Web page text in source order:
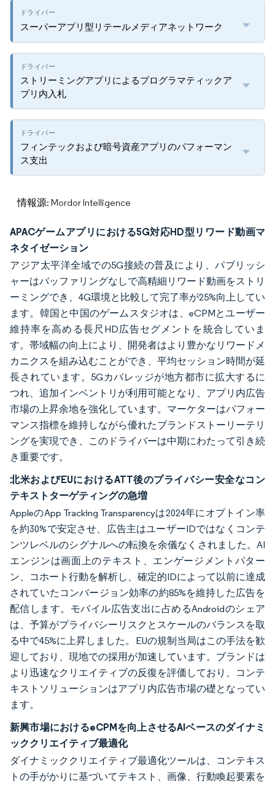
スーパーアプリ型リテールメディアネットワーク
ストリーミングアプリによるプログラマティックア
プリ内入札
フィンテックおよび暗号資産アプリのパフォーマン
ス支出
情報源: Mordor Intelligence
APACゲームアプリにおける5G対応HD型リワード動画マ
ネタイゼーション
アジア太平洋全域での5G接続の普及により、パブリッシ
ャーはバッファリングなしで高精細リワード動画をストリ
ーミングでき、4G環境と比較して完了率が25%向上してい
ます。韓国と中国のゲームスタジオは、eCPMとユーザー
維持率を高める長尺HD広告セグメントを統合していま
す。帯域幅の向上により、開発者はより豊かなリワードメ
カニクスを組み込むことができ、平均セッション時間が延
長されています。5Gカバレッジが地方都市に拡大するに
つれ、追加インベントリが利用可能となり、アプリ内広告
市場の上昇余地を強化しています。マーケターはパフォー
マンス指標を維持しながら優れたブランドストーリーテリ
ングを実現でき、このドライバーは中期にわたって引き続
き重要です。
北米およびEUにおけるATT後のプライバシー安全なコン
テキストターゲティングの急増
AppleのApp Tracking Transparencyは2024年にオプトイン率
を約30%で安定させ、広告主はユーザーIDではなくコンテ
ンツレベルのシグナルへの転換を余儀なくされました。AI
エンジンは画面上のテキスト、エンゲージメントパター
ン、コホート行動を解析し、確定的IDによって以前に達成
されていたコンバージョン効率の約85%を維持した広告を
配信します。モバイル広告支出に占めるAndroidのシェア
は、予算がプライバシーリスクとスケールのバランスを取
る中で45%に上昇しました。EUの規制当局はこの手法を歓
迎しており、現地での採用が加速しています。ブランドは
より迅速なクリエイティブの反復を評価しており、コンテ
キストソリューションはアプリ内広告市場の礎となってい
ます。
新興市場におけるeCPMを向上させるAIベースのダイナミ
ッククリエイティブ最適化
ダイナミッククリエイティブ最適化ツールは、コンテキス
トの手がかりに基づいてテキスト、画像、行動喚起要素を